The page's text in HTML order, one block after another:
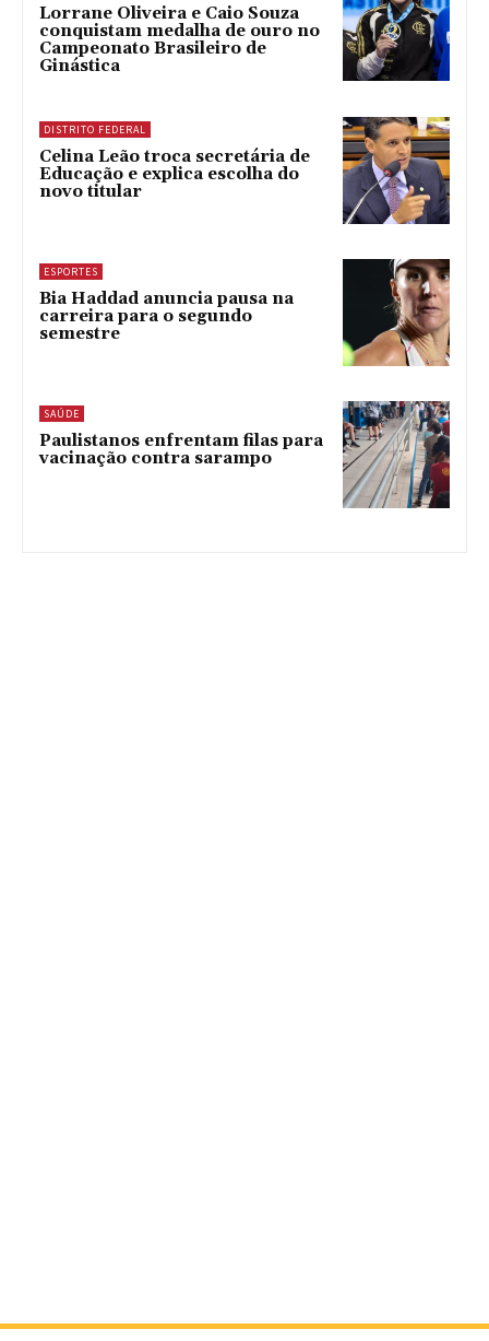
Lorrane Oliveira e Caio Souza
conquistam medalha de ouro no
Campeonato Brasileiro de
Ginástica
DISTRITO FEDERAL
Celina Leão troca secretária de
Educação e explica escolha do
novo titular
ESPORTES
Bia Haddad anuncia pausa na
carreira para o segundo
semestre
SAÚDE
Paulistanos enfrentam filas para
vacinação contra sarampo